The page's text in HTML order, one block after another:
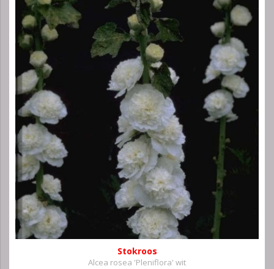
Stokroos
Alcea rosea 'Pleniflora' wit